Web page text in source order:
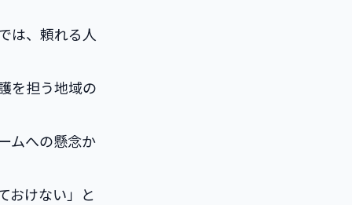
は、頼れる人
を担う地域の
ムへの懸念か
けない」と